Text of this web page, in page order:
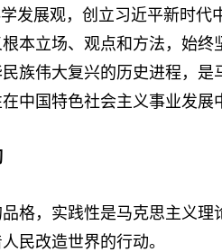
发展观，创立习近平新时代
本立场、观点和方法，始
族伟大复兴的历史进程，
中国特色社会主义事业发展
，实践性是马克思主义理
民改造世界的行动。